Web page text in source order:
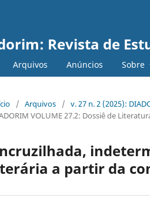
Revista de
Arquivos Anúncios Sobre
/ Arquivos / v. 27 n. 2 (2025):
VOLUME 27.2: Dossiê de
a partir da